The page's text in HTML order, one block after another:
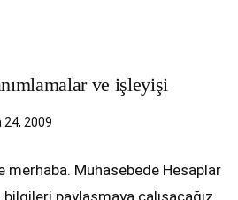
ve işleyişi
24, 2009
merhaba. Muhasebede Hesaplar
bilgileri paylaşmaya çalışacağız.